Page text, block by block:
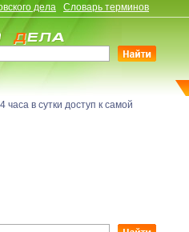
дела
Словарь терминов
в сутки доступ к самой